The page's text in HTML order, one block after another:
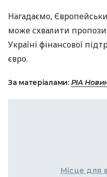
Нагадаємо,
може схвалити
Україні фінансової
євро.
За матеріалами: РІА
Місце для